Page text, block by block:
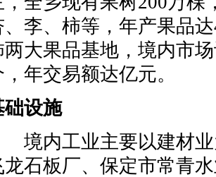
、李、柿等，年产果品
两大果品基地，境内市
年交易额达亿元。
础设施
内工业主要以建材业
龙石板厂、保定市常青